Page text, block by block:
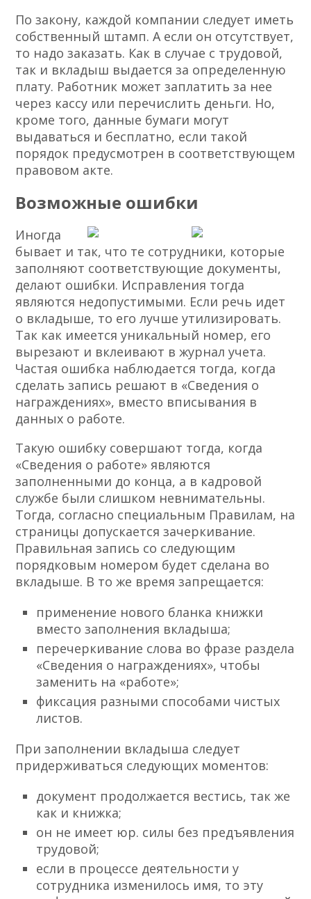
По закону, каждой компании следует иметь
собственный штамп. А если он отсутствует,
то надо заказать. Как в случае с трудовой,
так и вкладыш выдается за определенную
плату. Работник может заплатить за нее
через кассу или перечислить деньги. Но,
кроме того, данные бумаги могут
выдаваться и бесплатно, если такой
порядок предусмотрен в соответствующем
правовом акте.
Возможные ошибки
Иногда
бывает и так, что те сотрудники, которые
заполняют соответствующие документы,
делают ошибки. Исправления тогда
являются недопустимыми. Если речь идет
о вкладыше, то его лучше утилизировать.
Так как имеется уникальный номер, его
вырезают и вклеивают в журнал учета.
Частая ошибка наблюдается тогда, когда
сделать запись решают в «Сведения о
награждениях», вместо вписывания в
данных о работе.
Такую ошибку совершают тогда, когда
«Сведения о работе» являются
заполненными до конца, а в кадровой
службе были слишком невнимательны.
Тогда, согласно специальным Правилам, на
страницы допускается зачеркивание.
Правильная запись со следующим
порядковым номером будет сделана во
вкладыше. В то же время запрещается:
применение нового бланка книжки
вместо заполнения вкладыша;
перечеркивание слова во фразе раздела
«Сведения о награждениях», чтобы
заменить на «работе»;
фиксация разными способами чистых
листов.
При заполнении вкладыша следует
придерживаться следующих моментов:
документ продолжается вестись, так же
как и книжка;
он не имеет юр. силы без предъявления
трудовой;
если в процессе деятельности у
сотрудника изменилось имя, то эту